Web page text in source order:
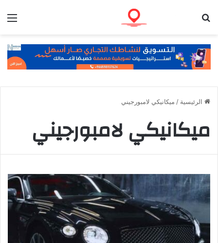
الرئيسية / ميكانيكي لامبورجيني
ميكانيكي لامبورجيني